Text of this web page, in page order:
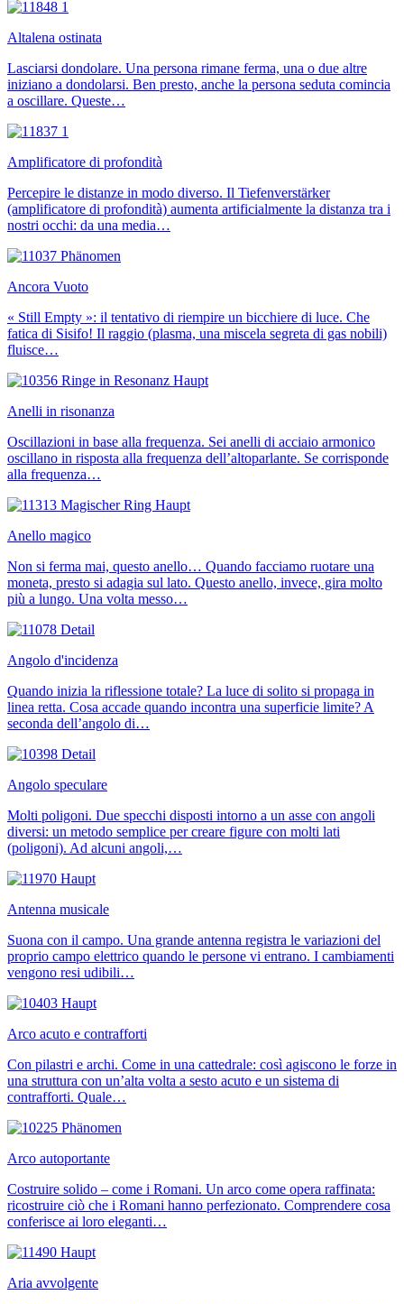
Altalena ostinata
Lasciarsi dondolare. Una persona rimane ferma, una o due altre
iniziano a dondolarsi. Ben presto, anche la persona seduta comincia
a oscillare. Queste…
Amplificatore di profondità
Percepire le distanze in modo diverso. Il Tiefenverstärker
(amplificatore di profondità) aumenta artificialmente la distanza tra i
nostri occhi: da una media…
Ancora Vuoto
« Still Empty »: il tentativo di riempire un bicchiere di luce. Che
fatica di Sisifo! Il raggio (plasma, una miscela segreta di gas nobili)
fluisce…
Anelli in risonanza
Oscillazioni in base alla frequenza. Sei anelli di acciaio armonico
oscillano in risposta alla frequenza dell’altoparlante. Se corrisponde
alla frequenza…
Anello magico
Non si ferma mai, questo anello… Quando facciamo ruotare una
moneta, presto si adagia sul lato. Questo anello, invece, gira molto
più a lungo. Una volta messo…
Angolo d'incidenza
Quando inizia la riflessione totale? La luce di solito si propaga in
linea retta. Cosa accade quando incontra una superficie limite? A
seconda dell’angolo di…
Angolo speculare
Molti poligoni. Due specchi disposti intorno a un asse con angoli
diversi: un metodo semplice per creare figure con molti lati
(poligoni). Ad alcuni angoli,…
Antenna musicale
Suona con il campo. Una grande antenna registra le variazioni del
proprio campo elettrico quando le persone vi entrano. I cambiamenti
vengono resi udibili…
Arco acuto e contrafforti
Con pilastri e archi. Come in una cattedrale: così agiscono le forze in
una struttura con un’alta volta a sesto acuto e un sistema di
contrafforti. Quale…
Arco autoportante
Costruire solido – come i Romani. Un arco come opera raffinata:
ricostruire ciò che i Romani hanno perfezionato. Comprendere cosa
conferisce ai loro eleganti…
Aria avvolgente